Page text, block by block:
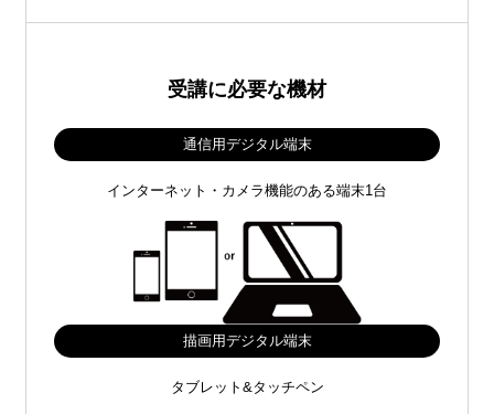
受講に必要な機材
通信用デジタル端末
インターネット・カメラ機能のある端末1台
描画用デジタル端末
タブレット&タッチペン